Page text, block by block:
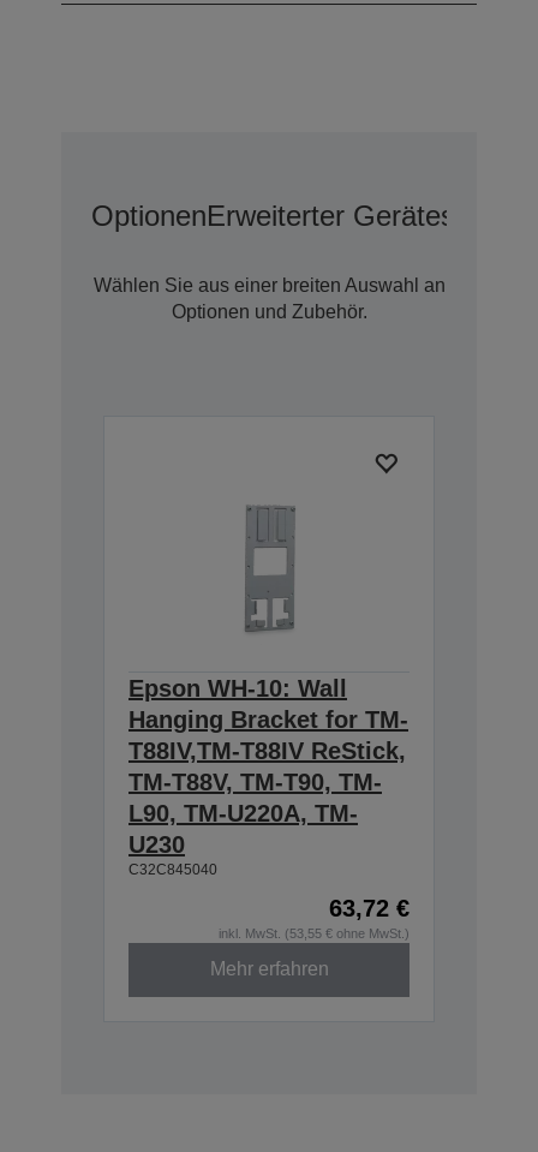
OptionenErweiterter Geräteschutz
Wählen Sie aus einer breiten Auswahl an
Optionen und Zubehör.
Epson WH-10: Wall
Hanging Bracket for TM-
T88IV,TM-T88IV ReStick,
TM-T88V, TM-T90, TM-
L90, TM-U220A, TM-
U230
C32C845040
63,72 €
inkl. MwSt. (53,55 € ohne MwSt.)
Mehr erfahren